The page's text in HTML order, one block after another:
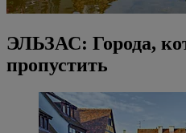
ЭЛЬЗАС: Города,
пропустить